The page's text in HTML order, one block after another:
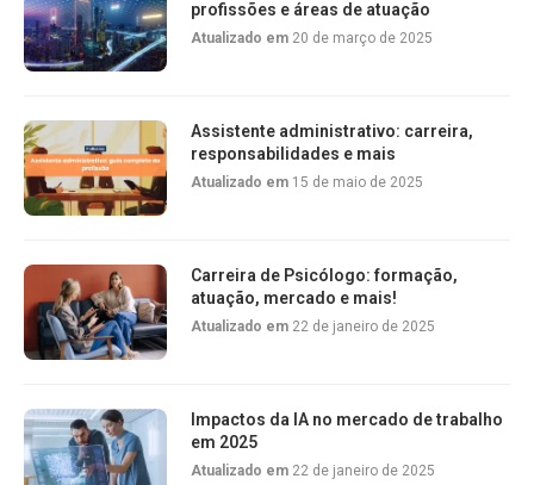
profissões e áreas de atuação
Atualizado em 20 de março de 2025
Assistente administrativo: carreira,
responsabilidades e mais
Atualizado em 15 de maio de 2025
Carreira de Psicólogo: formação,
atuação, mercado e mais!
Atualizado em 22 de janeiro de 2025
Impactos da IA no mercado de trabalho
em 2025
Atualizado em 22 de janeiro de 2025